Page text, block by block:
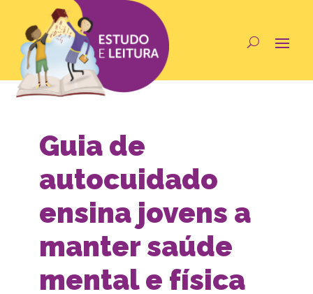
Guia de
autocuidado
ensina jovens a
manter saúde
mental e física